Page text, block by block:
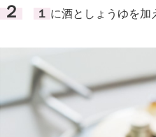
２ １ に酒としょうゆを加